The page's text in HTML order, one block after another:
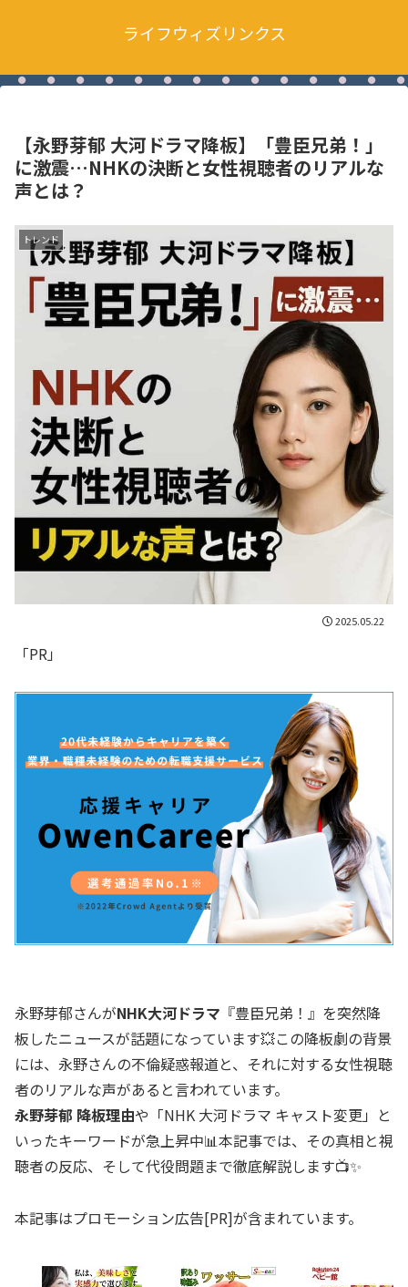
ライフウィズリンクス
【永野芽郁 大河ドラマ降板】「豊臣兄弟！」
に激震…NHKの決断と女性視聴者のリアルな
声とは？
トレンド
2025.05.22
「PR」
永野芽郁さんがNHK大河ドラマ 『豊臣兄弟！』を突然降
板したニュースが話題になっています💥この降板劇の背景
には、永野さんの不倫疑惑報道と、それに対する女性視聴
者のリアルな声があると言われています。
永野芽郁 降板理由や「NHK 大河ドラマ キャスト変更」と
いったキーワードが急上昇中📊本記事では、その真相と視
聴者の反応、そして代役問題まで徹底解説します📺✨
本記事はプロモーション広告[PR]が含まれています。